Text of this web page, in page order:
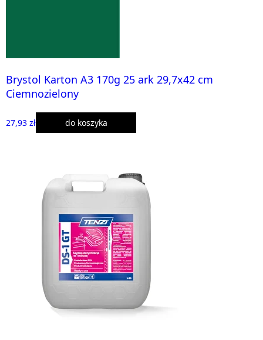
Brystol Karton A3 170g 25 ark 29,7x42 cm
Ciemnozielony
27,93 zł do koszyka